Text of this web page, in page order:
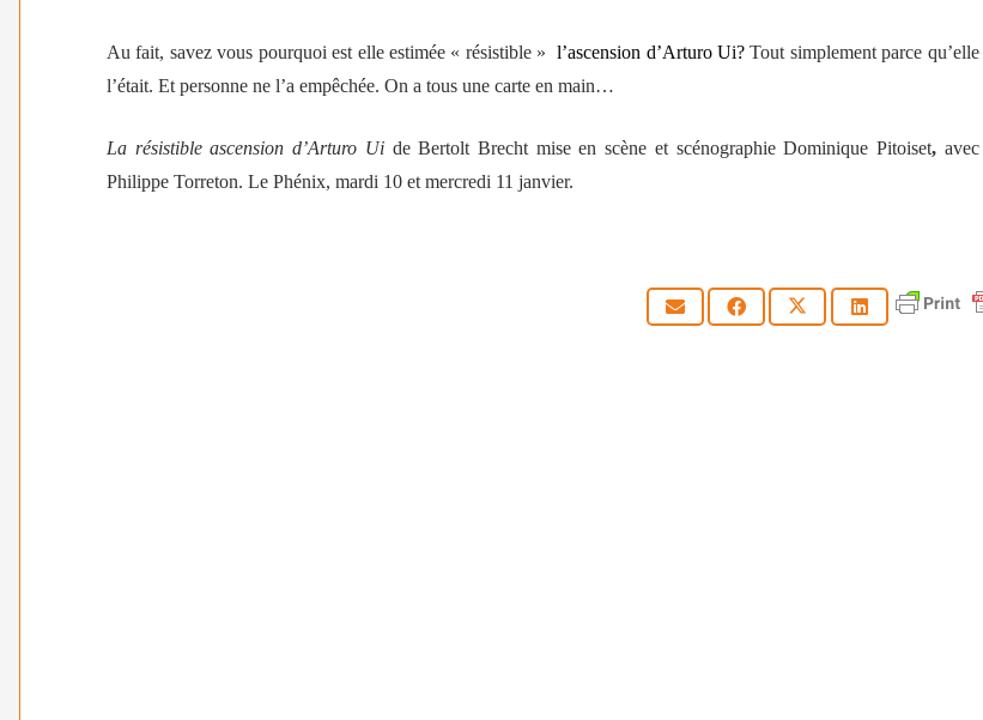
Au fait, savez vous pourquoi est elle estimée « résistible » l’ascension d’Arturo Ui?Tout simplement parce qu’elle
l’était. Et personne ne l’a empêchée. On a tous une carte en main…
La résistible ascension d’Arturo Ui deBertolt Brecht mise en scène et scénographieDominique Pitoiset, avec
Philippe Torreton. Le Phénix, mardi 10 et mercredi 11 janvier.